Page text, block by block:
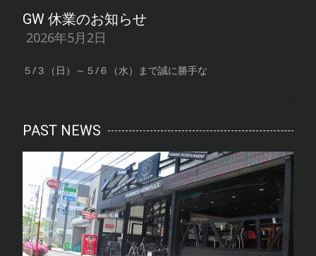
GW 休業のお知らせ
2026年5月2日
５/３（日）～５/６（水）まで誠に勝手な
PAST NEWS